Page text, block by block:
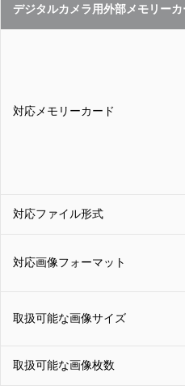
デジタルカメラ用外部メモリー
対応メモリーカード
対応ファイル形式
対応画像フォーマット
取扱可能な画像サイズ
取扱可能な画像枚数